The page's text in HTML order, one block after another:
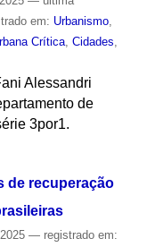
em: Urbanismo,
Crítica, Cidades
Alessandri
de
3por1.
de recuperação
— registrado em: